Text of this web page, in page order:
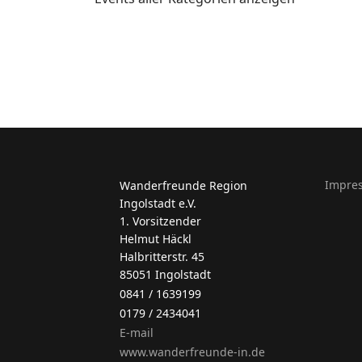
Wanderfreunde Region
Ingolstadt e.V.
1. Vorsitzender
Helmut Häckl
Halbritterstr. 45
85051 Ingolstadt
0841 / 1639199
0179 / 2434041
E-mail
www.wanderfreunde-in.de